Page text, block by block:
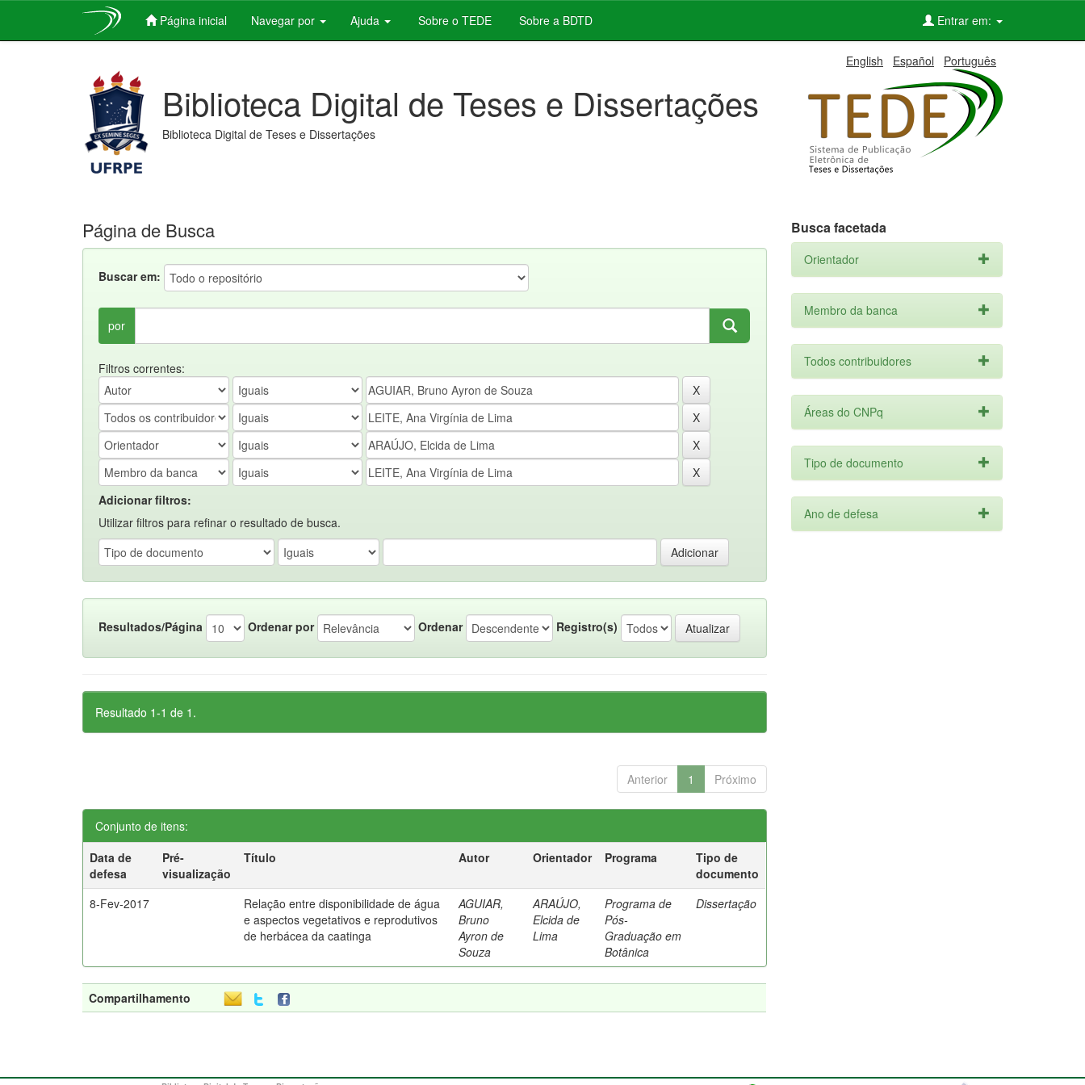
Página inicial Navegar por Ajuda Sobre o TEDE Sobre a BDTD Entrar em:
English Español Português
Biblioteca Digital de Teses e Dissertações
Biblioteca Digital de Teses e Dissertações
Página de Busca
Buscar em:
por
Filtros correntes:
Adicionar filtros:
Utilizar filtros para refinar o resultado de busca.
Resultados/Página Ordenar por Ordenar Registro(s)
Resultado 1-1 de 1.
Anterior 1 Próximo
Conjunto de itens:
Data de
defesa
Pré-
visualização
Título Autor Orientador Programa
Tipo de
documento
8-Fev-2017
Relação entre disponibilidade de água
e aspectos vegetativos e reprodutivos
de herbácea da caatinga
AGUIAR,
Bruno
Ayron de
Souza
ARAÚJO,
Elcida de
Lima
Programa de
Pós-
Graduação em
Botânica
Dissertação
Compartilhamento
Busca facetada
Orientador
Membro da banca
Todos contribuidores
Áreas do CNPq
Tipo de documento
Ano de defesa